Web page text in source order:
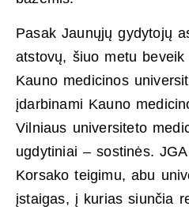
Pasak Jaunųjų gydytojų
atstovų, šiuo metu
Kauno medicinos
įdarbinami Kauno
Vilniaus universiteto
ugdytiniai – sostinės.
Korsako teigimu, abu
įstaigas, į kurias siunčia